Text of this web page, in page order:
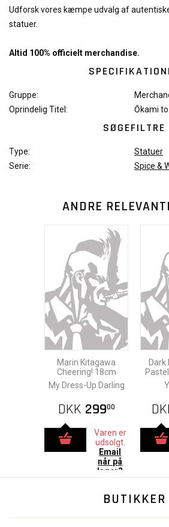
Udforsk vores kæmpe udvalg af
statuer.
Altid 100% officielt merchandise.
Gruppe:
Oprindelig Titel:
Ōkami
SØGEFILTRE
Type:
Statuer
Serie:
Spice &
ANDRE
Marin Kitagawa
Cheering! 18cm
My Dress-Up Darling
DKK 29900
Varen er
udsolgt.
Email
når på
lager?
Dark
BUTIKKER